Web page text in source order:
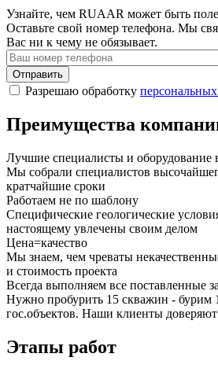
Узнайте, чем RUAAR может быть
Оставьте свой номер телефона. Мы
Вас ни к чему не обязывает.
Отправить
Разрешаю обработку
Преимущества
Лучшие специалисты и оборудование
Мы собрали специалистов
кратчайшие сроки
Работаем не по шаблону
Специфические геологические
настоящему увлечены своим делом
Цена=качество
Мы знаем, чем чреваты
и стоимость проекта
Всегда выполняем все поставленные
Нужно пробурить 15 скважин - бурим
гос.объектов. Наши клиенты
Этапы работ